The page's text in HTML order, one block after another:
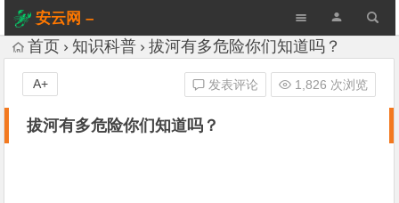
安云网 –
AnYun.ORG
首页 知识科普 拔河有多危险你们知道吗？
拔河有多危险你们知道吗？
发表评论 1,826 次浏览
A+